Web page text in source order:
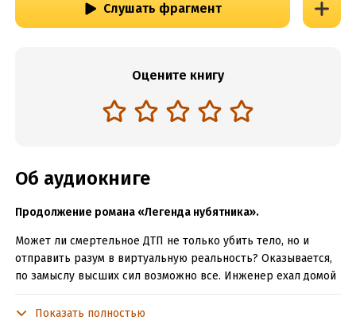
Слушать фрагмент
Оцените книгу
Об аудиокниге
Продолжение романа «Легенда нубятника».
Может ли смертельное ДТП не только убить тело, но и
отправить разум в виртуальную реальность? Оказывается,
по замыслу высших сил возможно все. Инженер ехал домой
обнаружив себя в качестве участника виртуальной игры.
Показать полностью